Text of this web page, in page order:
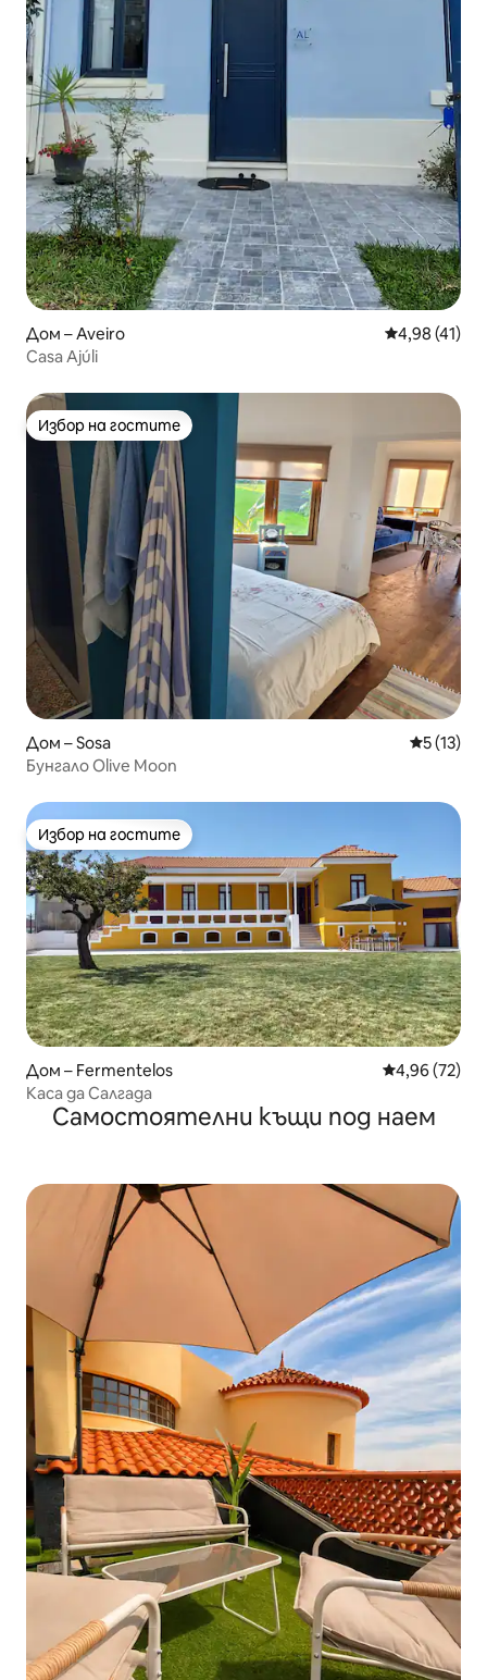
Дом – Aveiro Средна
4,98 (41)
Casa Ajúli
Избор на гостите
Избор на гостите
Дом – Sosa Средна
5 (13)
Бунгало Olive Moon
Избор на гостите
Избор на гостите
Дом – Fermentelos Средна
4,96 (72)
Каса да Салгада
Самостоятелни къщи под наем